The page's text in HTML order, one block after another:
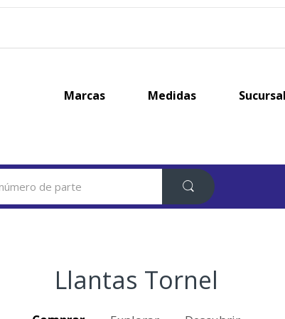
Marcas Medidas
Llantas Tornel